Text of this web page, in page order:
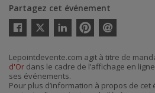
Partagez cet événement
Twitter
courriel
Lepointdevente.com agit à titre de
d'Or dans le cadre de l’affichage en
ses événements.
Pour plus d’information à propos de